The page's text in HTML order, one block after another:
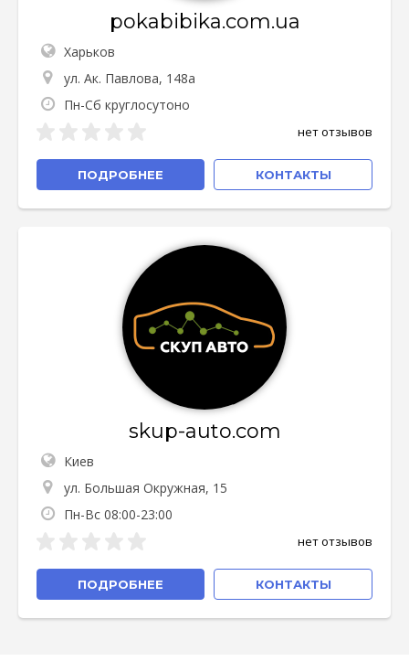
pokabibika.com.ua
Харьков
ул. Ак. Павлова, 148а
Пн-Сб круглосутоно
нет отзывов
ПОДРОБНЕЕ КОНТАКТЫ
skup-auto.com
Киев
ул. Большая Окружная, 15
Пн-Вс 08:00-23:00
нет отзывов
ПОДРОБНЕЕ КОНТАКТЫ